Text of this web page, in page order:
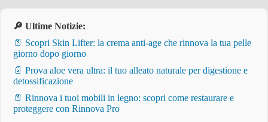
🔎 Ultime Notizie:
📄 Scopri Skin Lifter: la crema anti-age che rinnova la tua pelle
giorno dopo giorno
📄 Prova aloe vera ultra: il tuo alleato naturale per digestione e
detossificazione
📄 Rinnova i tuoi mobili in legno: scopri come restaurare e
proteggere con Rinnova Pro